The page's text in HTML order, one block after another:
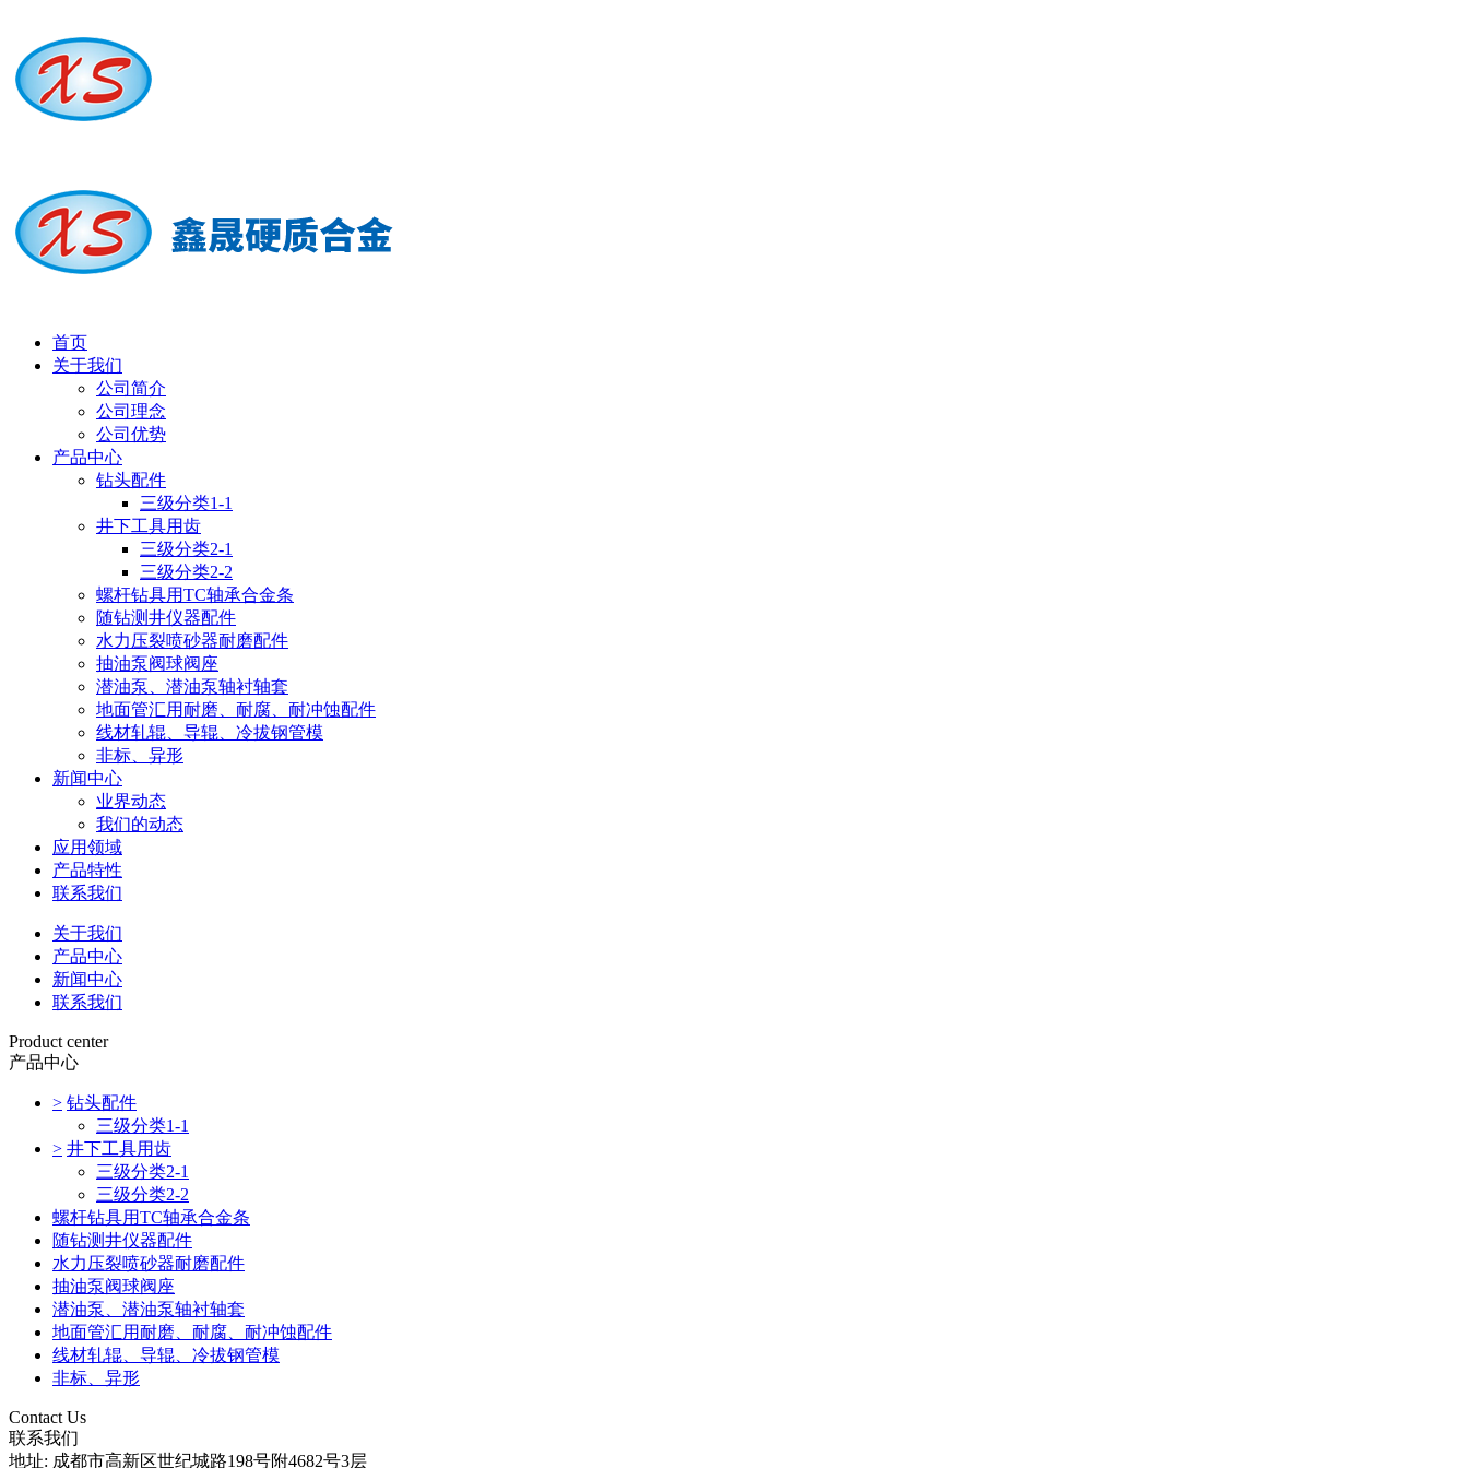
首页
关于我们
公司简介
公司理念
公司优势
产品中心
钻头配件
三级分类1-1
井下工具用齿
三级分类2-1
三级分类2-2
螺杆钻具用TC轴承合金条
随钻测井仪器配件
水力压裂喷砂器耐磨配件
抽油泵阀球阀座
潜油泵、潜油泵轴衬轴套
地面管汇用耐磨、耐腐、耐冲蚀配件
线材轧辊、导辊、冷拔钢管模
非标、异形
新闻中心
业界动态
我们的动态
应用领域
产品特性
联系我们
关于我们
产品中心
新闻中心
联系我们
Product center
产品中心
> 钻头配件
三级分类1-1
> 井下工具用齿
三级分类2-1
三级分类2-2
螺杆钻具用TC轴承合金条
随钻测井仪器配件
水力压裂喷砂器耐磨配件
抽油泵阀球阀座
潜油泵、潜油泵轴衬轴套
地面管汇用耐磨、耐腐、耐冲蚀配件
线材轧辊、导辊、冷拔钢管模
非标、异形
Contact Us
联系我们
地址: 成都市高新区世纪城路198号附4682号3层